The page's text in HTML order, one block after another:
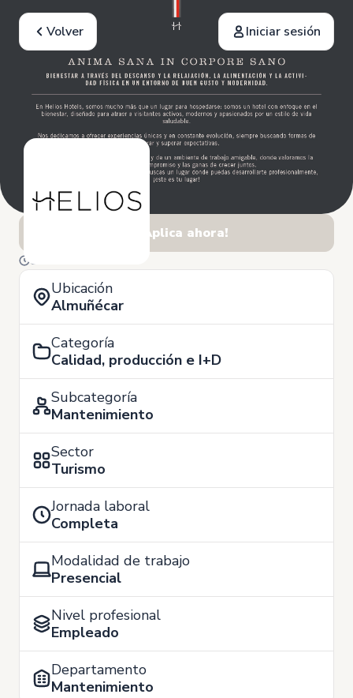
Volver Iniciar sesión
¡Aplica ahora!
5 de Junio
Ubicación
Almuñécar
Categoría
Calidad, producción e I+D
Subcategoría
Mantenimiento
Sector
Turismo
Jornada laboral
Completa
Modalidad de trabajo
Presencial
Nivel profesional
Empleado
Departamento
Mantenimiento